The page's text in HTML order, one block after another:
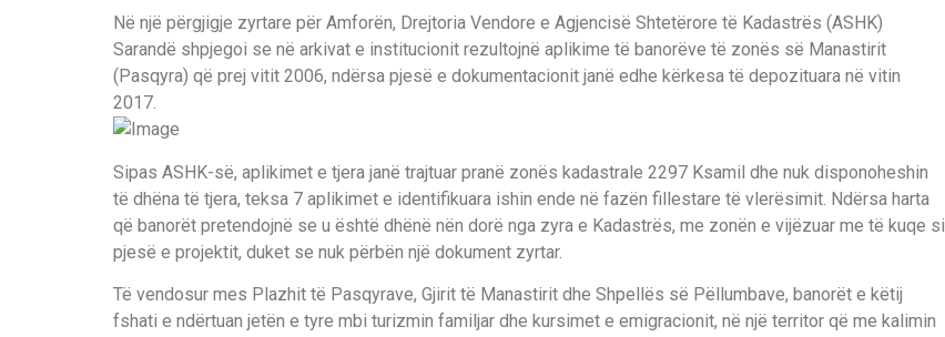
Në një përgjigje zyrtare për Amforën, Drejtoria Vendore e Agjencisë Shtetërore të Kadastrës (ASHK)
Sarandë shpjegoi se në arkivat e institucionit rezultojnë aplikime të banorëve të zonës së Manastirit
(Pasqyra) që prej vitit 2006, ndërsa pjesë e dokumentacionit janë edhe kërkesa të depozituara në vitin
2017.
Sipas ASHK-së, aplikimet e tjera janë trajtuar pranë zonës kadastrale 2297 Ksamil dhe nuk disponoheshin
të dhëna të tjera, teksa 7 aplikimet e identifikuara ishin ende në fazën fillestare të vlerësimit. Ndërsa harta
që banorët pretendojnë se u është dhënë nën dorë nga zyra e Kadastrës, me zonën e vijëzuar me të kuqe si
pjesë e projektit, duket se nuk përbën një dokument zyrtar.
Të vendosur mes Plazhit të Pasqyrave, Gjirit të Manastirit dhe Shpellës së Pëllumbave, banorët e këtij
fshati e ndërtuan jetën e tyre mbi turizmin familjar dhe kursimet e emigracionit, në një territor që me kalimin